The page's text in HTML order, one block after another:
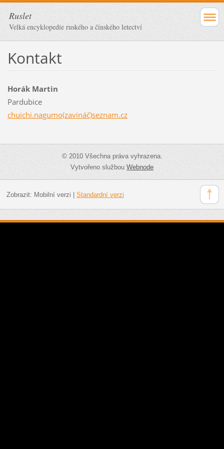
Ruslet
Velká encyklopedie ruského a čínského letectví
Kontakt
Horák Martin
Pardubice
chuichi.nagumo(zavináč)seznam.cz
© 2010 Všechna práva vyhrazena.
Vytvořeno službouWebnode
Zobrazit: Mobilní verzi Standardní verzi